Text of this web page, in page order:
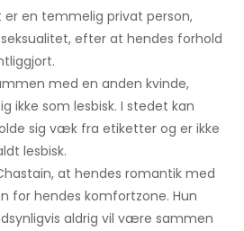
en temmelig privat person,
efter at hendes forhold
med en anden kvinde,
ikke som lesbisk. I stedet kan
sig væk fra etiketter og er ikke
lesbisk.
at hendes romantik med
for hendes komfortzone. Hun
aldrig vil være sammen